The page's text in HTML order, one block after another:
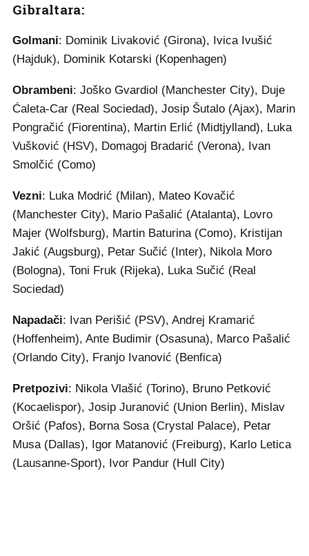
Gibraltara:
Golmani: Dominik Livaković (Girona), Ivica Ivušić
(Hajduk), Dominik Kotarski (Kopenhagen)
Obrambeni: Joško Gvardiol (Manchester City), Duje
Ćaleta-Car (Real Sociedad), Josip Šutalo (Ajax), Marin
Pongračić (Fiorentina), Martin Erlić (Midtjylland), Luka
Vušković (HSV), Domagoj Bradarić (Verona), Ivan
Smolčić (Como)
Vezni: Luka Modrić (Milan), Mateo Kovačić
(Manchester City), Mario Pašalić (Atalanta), Lovro
Majer (Wolfsburg), Martin Baturina (Como), Kristijan
Jakić (Augsburg), Petar Sučić (Inter), Nikola Moro
(Bologna), Toni Fruk (Rijeka), Luka Sučić (Real
Sociedad)
Napadači: Ivan Perišić (PSV), Andrej Kramarić
(Hoffenheim), Ante Budimir (Osasuna), Marco Pašalić
(Orlando City), Franjo Ivanović (Benfica)
Pretpozivi: Nikola Vlašić (Torino), Bruno Petković
(Kocaelispor), Josip Juranović (Union Berlin), Mislav
Oršić (Pafos), Borna Sosa (Crystal Palace), Petar
Musa (Dallas), Igor Matanović (Freiburg), Karlo Letica
(Lausanne-Sport), Ivor Pandur (Hull City)